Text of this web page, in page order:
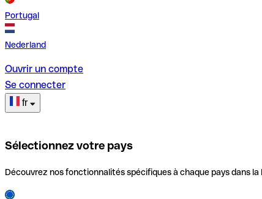
Portugal
Nederland
Ouvrir un compte
Se connecter
fr
Sélectionnez votre pays
Découvrez nos fonctionnalités spécifiques à chaque pays dans la